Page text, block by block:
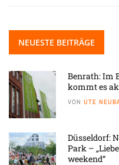
NEUESTE BEITRÄGE
Benrath: Im
kommt es
VON UTE
Düsseldorf:
Park –
weekend“